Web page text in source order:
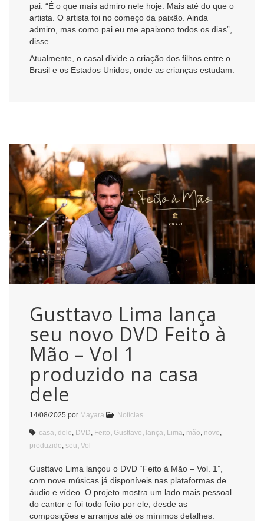
pai. “É o que mais admiro nele hoje. Mais até do que o
artista. O artista foi no começo da paixão. Ainda
admiro, mas como pai eu me apaixono todos os dias”,
disse.
Atualmente, o casal divide a criação dos filhos entre o
Brasil e os Estados Unidos, onde as crianças estudam.
Gusttavo Lima lança
seu novo DVD Feito à
Mão – Vol 1
produzido na casa
dele
14/08/2025 por Mayara Notícias
casa dele DVD Feito Gusttavo lança Lima mão novo
produzido seu Vol
Gusttavo Lima lançou o DVD “Feito à Mão – Vol. 1”,
com nove músicas já disponíveis nas plataformas de
áudio e vídeo. O projeto mostra um lado mais pessoal
do cantor e foi todo feito por ele, desde as
composições e arranjos até os mínimos detalhes.